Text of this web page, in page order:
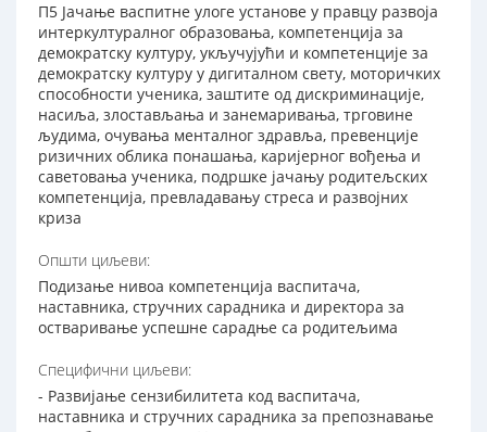
П5 Јачање васпитне улоге установе у правцу развоја
интеркултуралног образовања, компетенција за
демократску културу, укључујући и компетенције за
демократску културу у дигиталном свету, моторичких
способности ученика, заштите од дискриминације,
насиља, злостављања и занемаривања, трговине
људима, очувања менталног здравља, превенције
ризичних облика понашања, каријерног вођења и
саветовања ученика, подршке јачању родитељских
компетенција, превладавању стреса и развојних
криза
Општи циљеви:
Подизање нивоа компетенција васпитача,
наставника, стручних сарадника и директора за
остваривање успешне сарадње са родитељима
Специфични циљеви:
- Развијање сензибилитета код васпитача,
наставника и стручних сарадника за препознавање